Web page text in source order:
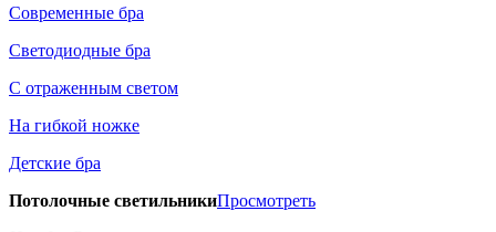
Современные бра
Светодиодные бра
С отраженным светом
На гибкой ножке
Детские бра
Потолочные светильникиПросмотреть